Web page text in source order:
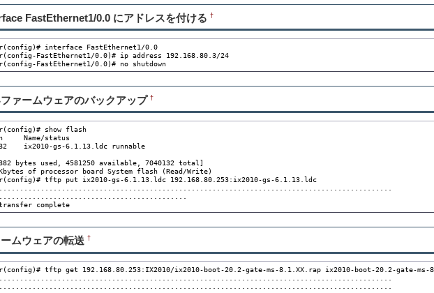
FastEthernet1/0.0 にアドレスを付ける†
interface FastEthernet1/0.0
FastEthernet1/0.0)# ip address 192.168.80.3/24
FastEthernet1/0.0)# no shutdown
ァームウェアのバックアップ†
show flash
Name/status
ix2010-gs-6.1.13.ldc runnable
bytes used, 4581250 available, 7040132 total]
of processor board System flash (Read/Write)
tftp put ix2010-gs-6.1.13.ldc 192.168.80.253:ix2010-gs-6.1.13.ldc
transfer complete
ムウェアの転送†
tftp get 192.168.80.253:IX2010/ix2010-boot-20.2-gate-ms-8.1.XX.rap ix2010-boot-20.2-gate-ms-